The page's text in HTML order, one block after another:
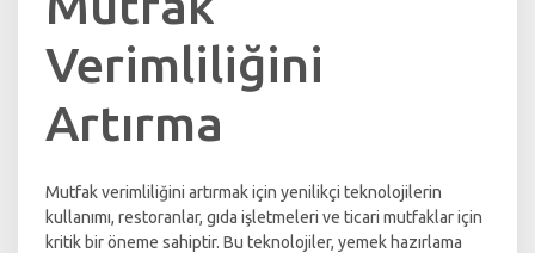
Verimliliğini
Artırma
Mutfak verimliliğini artırmak için yenilikçi teknolojilerin
kullanımı, restoranlar, gıda işletmeleri ve ticari mutfaklar için
kritik bir öneme sahiptir. Bu teknolojiler, yemek hazırlama